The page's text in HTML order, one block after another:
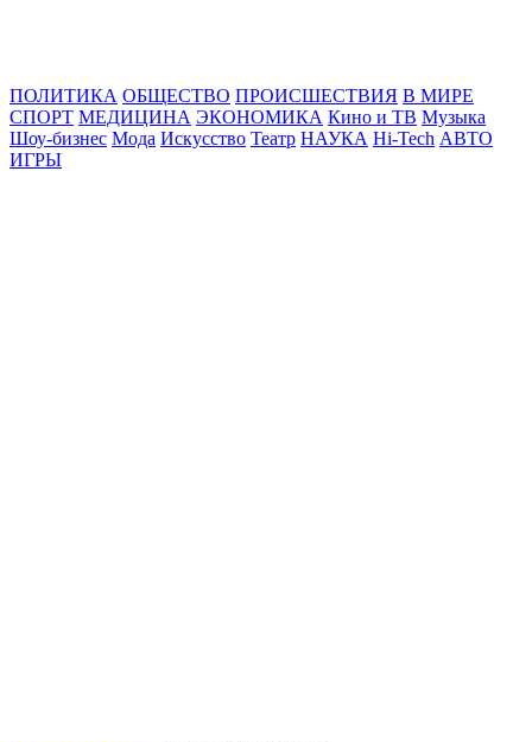
ПОЛИТИКА ОБЩЕСТВО ПРОИСШЕСТВИЯ В МИРЕ
СПОРТ МЕДИЦИНА ЭКОНОМИКА Кино и ТВ Музыка
Шоу-бизнес Мода Искусство Театр НАУКА Hi-Tech АВТО
ИГРЫ